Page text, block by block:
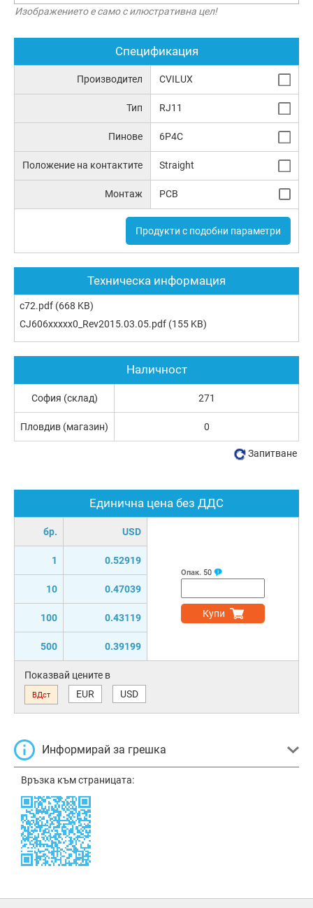
Изображението е само с илюстративна цел!
Спецификация
Производител CVILUX
Тип RJ11
Пинове 6P4C
Положение на контактите Straight
Монтаж PCB
Продукти с подобни параметри
Техническа информация
c72.pdf (668 KB)
CJ606xxxxx0_Rev2015.03.05.pdf (155 KB)
Единична цена без ДДС
бр. USD
1 0.52919
10 0.47039
100 0.43119
500 0.39199
Опак. 50
Купи
Показвай цените в
ВДст EUR USD
Информирай за грешка
Връзка към страницата:
Наличност
София (склад) 271
Пловдив (магазин) 0
Запитване